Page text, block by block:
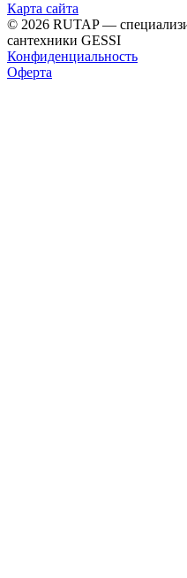
Карта сайта
© 2026 RUTAP —
сантехники GESSI
Конфиденциальность
Оферта